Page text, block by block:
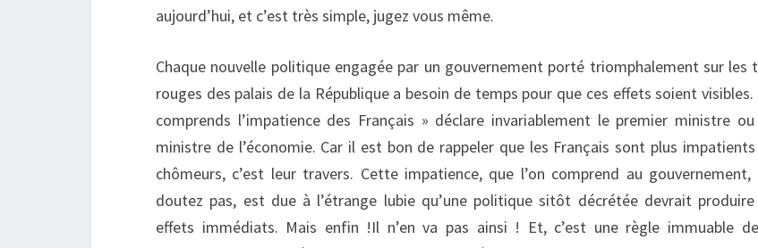
aujourd’hui, et c’est très simple, jugez vous même.
Chaque nouvelle politique engagée par un gouvernement porté triomphalement sur les
rouges des palais de la République a besoin de temps pour que ces effets soient visibles.
comprends l’impatience des Français » déclare invariablement le premier ministre
ministre de l’économie. Car il est bon de rappeler que les Français sont plus
chômeurs, c’est leur travers. Cette impatience, que l’on comprend au gouvernement,
doutez pas, est due à l’étrange lubie qu’une politique sitôt décrétée devrait produire
effets immédiats. Mais enfin !Il n’en va pas ainsi ! Et, c’est une règle immuable